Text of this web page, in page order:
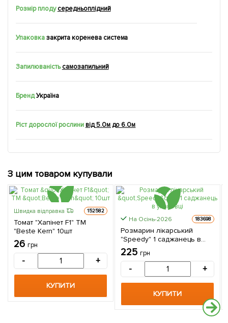
Розмір плоду середньоплідний
Упаковказакрита коренева система
Запилюваність самозапильний
БрендУкраїна
Ріст дорослої рослини від 5.0м до 6.0м
З цим товаром купували
Швидка відправка 152582
Томат "Хапінет F1" ТМ
"Beste Kern" 10шт
26 грн
- +
КУПИТИ
На Осінь-2026 183698
Розмарин лікарський
"Speedy" 1 саджанець в
упаковці
225 грн
- +
КУПИТИ